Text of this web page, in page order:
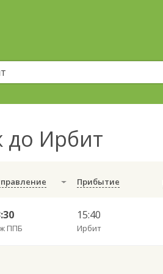
до Ирбит
Прибытие
ППБ
15:40
Ирбит